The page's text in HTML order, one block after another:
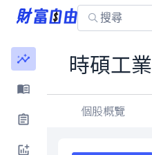
時碩工業
個股概覽